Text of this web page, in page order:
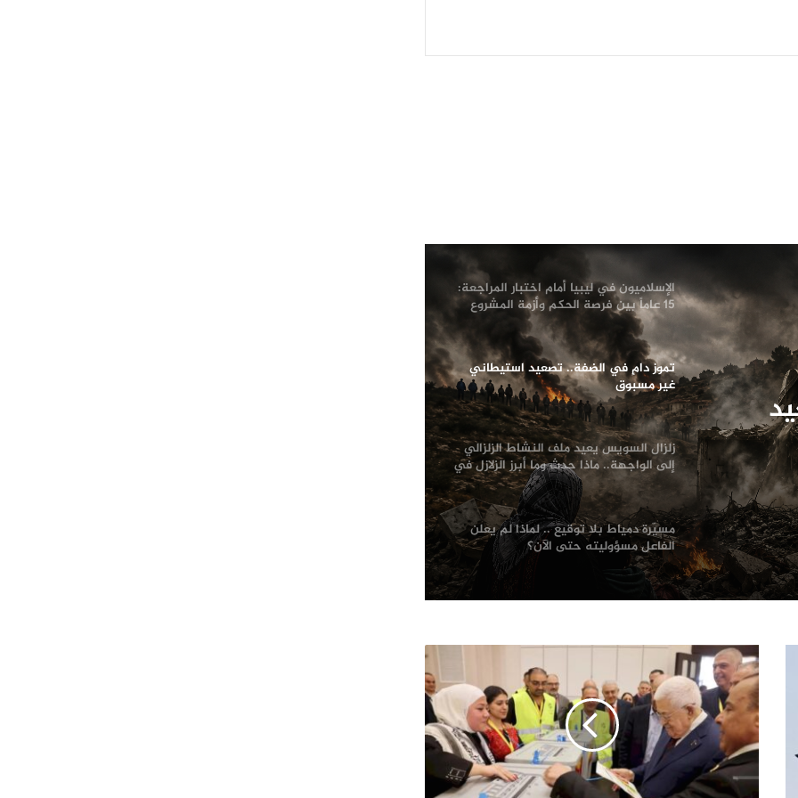
حدث
أرقام تكشف الدول الأكثر رغبة
تموز دامٍ في الضفة.. تصعيد استيطاني
غير مسبوق
زلزال السويس يعيد ملف النشاط الزلزالي
إلى الواجهة.. ماذا حدث وما أبرز الزلازل في
تاريخ مصر؟
مسيّرة دمياط بلا توقيع .. لماذا لم يعلن
الفاعل مسؤوليته حتى الآن؟
ترامب يعلّق ضرباته ضد إيران.. اتفاق
مرتقب لإنهاء الحرب أم هدنة أخرى قابلة
للانهيار؟
الإله في الحرب .. كيف وظّفت أميركا وإيران
الدين في الصراع بينهما؟
الصحافة الأجنبية اليوم: تصعيد أميركي
مرتقب ضد إيران وأزمات غزة وسبتة